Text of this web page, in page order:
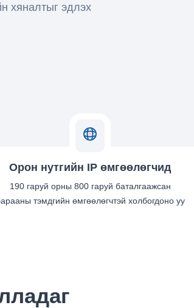
хяналтыг эдлэх
Орон нутгийн IP өмгөөлөгчид
190 гаруй орны 800 гаруй баталгаажсан
тэмдгийн өмгөөлөгчтэй холбогдоно уу